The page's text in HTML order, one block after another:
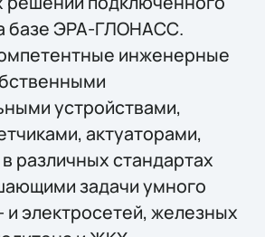
базе ЭРА-ГЛОНАСС.
инженерные
устройствами,
актуаторами,
различных стандартах
задачи умного
и электросетей, железных